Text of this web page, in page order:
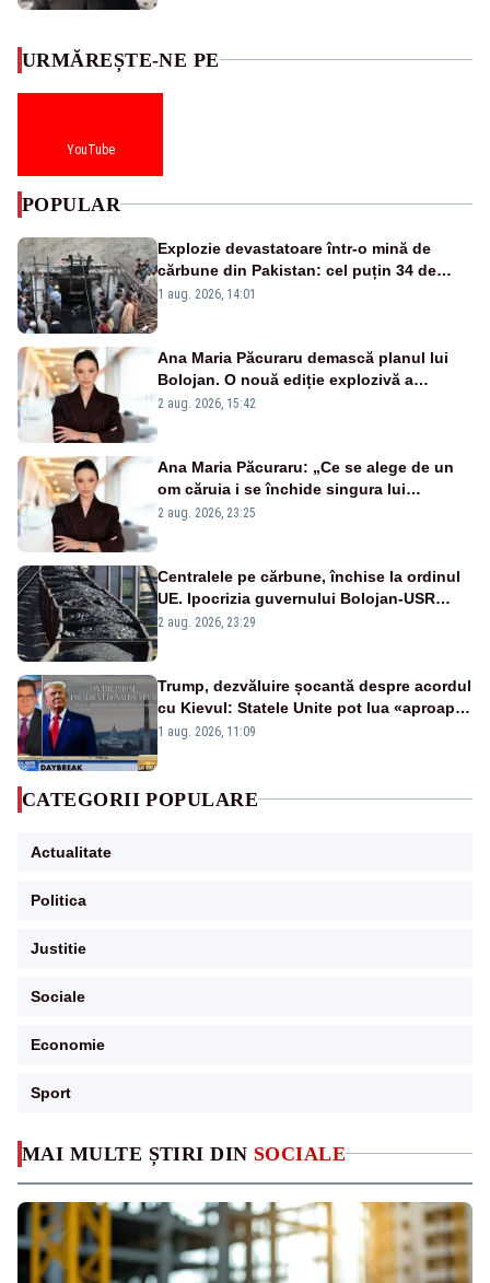
MAI MULTE ȘTIRI DIN SOCIALE
URMĂREȘTE-NE PE
YouTube
POPULAR
Explozie devastatoare într-o mină de
cărbune din Pakistan: cel puțin 34 de
morți - VIDEO
1 aug. 2026, 14:01
Ana Maria Păcuraru demască planul lui
Bolojan. O nouă ediție explozivă a
emisiunii „Miza Zilei” la Realitatea PLUS
2 aug. 2026, 15:42
Ana Maria Păcuraru: „Ce se alege de un
om căruia i se închide singura lui
portiță?”
2 aug. 2026, 23:25
Centralele pe cărbune, închise la ordinul
UE. Ipocrizia guvernului Bolojan-USR
după starea de alertă
2 aug. 2026, 23:29
Trump, dezvăluire șocantă despre acordul
cu Kievul: Statele Unite pot lua «aproape
tot ce vor» din minele Ucrainei”
1 aug. 2026, 11:09
CATEGORII POPULARE
Actualitate
Politica
Justitie
Sociale
Economie
Sport